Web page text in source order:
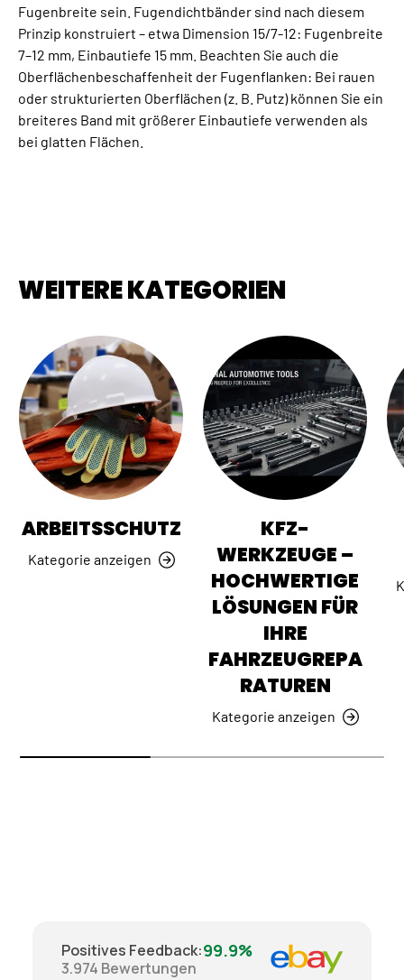
Fugenbreite sein. Fugendichtbänder sind nach diesem
Prinzip konstruiert – etwa Dimension 15/7-12: Fugenbreite
7–12 mm, Einbautiefe 15 mm. Beachten Sie auch die
Oberflächenbeschaffenheit der Fugenflanken: Bei rauen
oder strukturierten Oberflächen (z. B. Putz) können Sie ein
breiteres Band mit größerer Einbautiefe verwenden als
bei glatten Flächen.
WEITERE KATEGORIEN
ARBEITSSCHUTZ
Kategorie anzeigen
KFZ-
WERKZEUGE –
HOCHWERTIGE
LÖSUNGEN FÜR
IHRE
FAHRZEUGREPA
RATUREN
Kategorie anzeigen
Positives Feedback:99.9%
3.974 Bewertungen